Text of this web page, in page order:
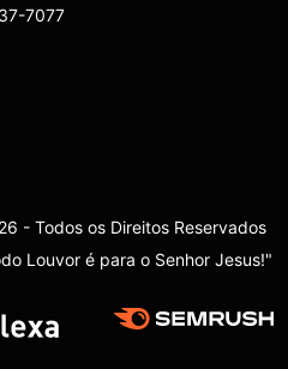
7077
- Todos os Direitos Reservados
Louvor é para o Senhor Jesus!"